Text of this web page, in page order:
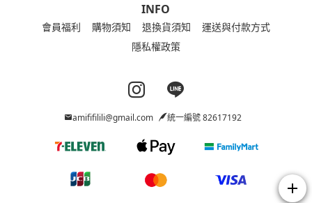
INFO
會員福利 購物須知 退換貨須知
運送與付款方式
隱私權政策
Instagram page
Line page
amififilili@gmail.com 統一編號 82617192
add